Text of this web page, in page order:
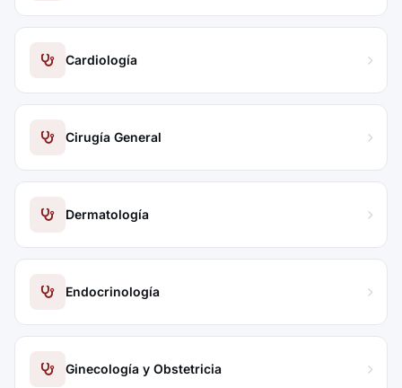
Cardiología
Cirugía General
Dermatología
Endocrinología
Ginecología y Obstetricia